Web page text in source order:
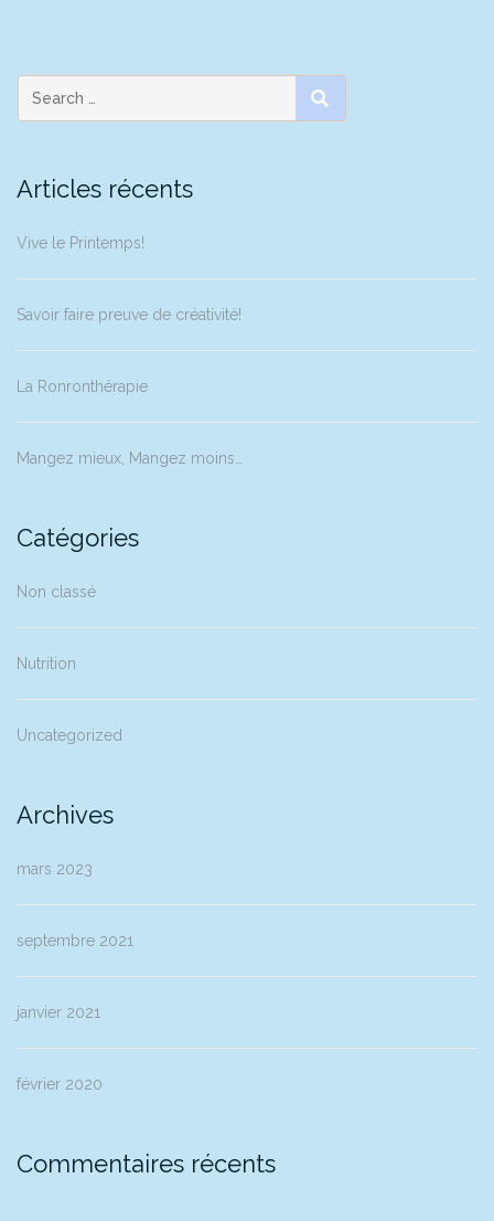
SEARCH
Articles récents
Vive le Printemps!
Savoir faire preuve de créativité!
La Ronronthérapie
Mangez mieux, Mangez moins…
Catégories
Non classé
Nutrition
Uncategorized
Archives
mars 2023
septembre 2021
janvier 2021
février 2020
Commentaires récents